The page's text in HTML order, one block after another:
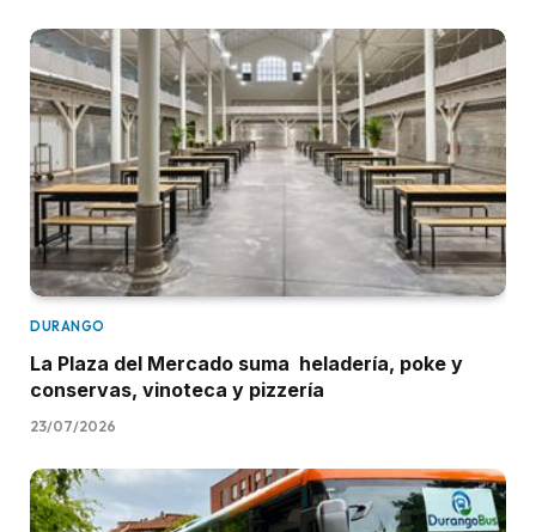
DURANGO
La Plaza del Mercado suma heladería, poke y
conservas, vinoteca y pizzería
23/07/2026